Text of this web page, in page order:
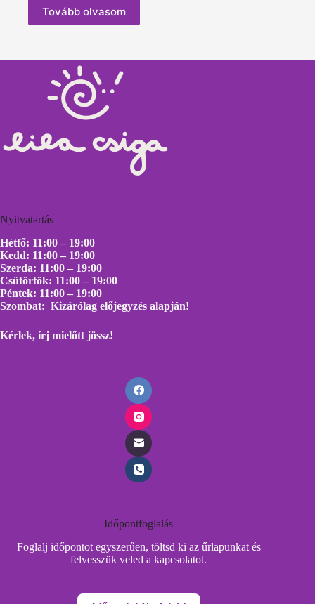
Tovább olvasom
Nyitvatartás
Hétfő: 11:00 – 19:00
Kedd: 11:00 – 19:00
Szerda: 11:00 – 19:00
Csütörtök: 11:00 – 19:00
Péntek: 11:00 – 19:00
Szombat: Kizárólag előjegyzés alapján!
Kérlek, írj mielőtt jössz!
Időpontfoglalás
Foglalj időpontot egyszerűen, töltsd ki az űrlapunkat és
felvesszük veled a kapcsolatot.